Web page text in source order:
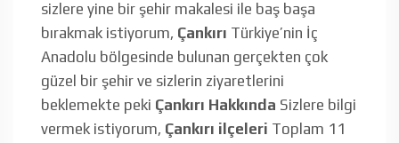
sizlere yine bir şehir makalesi ile baş başa
bırakmak istiyorum, Çankırı Türkiye’nin İç
Anadolu bölgesinde bulunan gerçekten çok
güzel bir şehir ve sizlerin ziyaretlerini
beklemekte peki Çankırı Hakkında Sizlere bilgi
vermek istiyorum, Çankırı ilçeleri Toplam 11